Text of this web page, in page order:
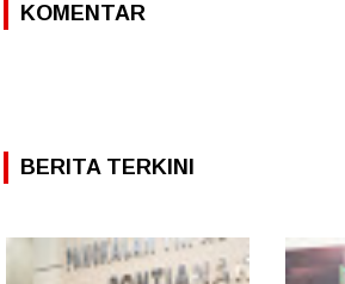
KOMENTAR
BERITA TERKINI